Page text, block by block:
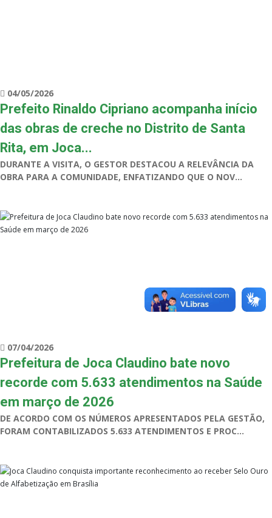
04/05/2026
Prefeito Rinaldo Cipriano acompanha início
das obras de creche no Distrito de Santa
Rita, em Joca...
DURANTE A VISITA, O GESTOR DESTACOU A RELEVÂNCIA DA
OBRA PARA A COMUNIDADE, ENFATIZANDO QUE O NOV...
07/04/2026
Prefeitura de Joca Claudino bate novo
recorde com 5.633 atendimentos na Saúde
em março de 2026
DE ACORDO COM OS NÚMEROS APRESENTADOS PELA GESTÃO,
FORAM CONTABILIZADOS 5.633 ATENDIMENTOS E PROC...